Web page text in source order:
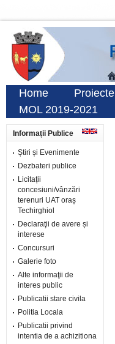
Home Proiecte
MOL 2019-2021
Informații Publice
Știri și Evenimente
Dezbateri publice
Licitații
concesiuni/vânzări
terenuri UAT oraș
Techirghiol
Declaraţii de avere și
interese
Concursuri
Galerie foto
Alte informaţii de
interes public
Publicatii stare civila
Politia Locala
Publicatii privind
intentia de a achizitiona